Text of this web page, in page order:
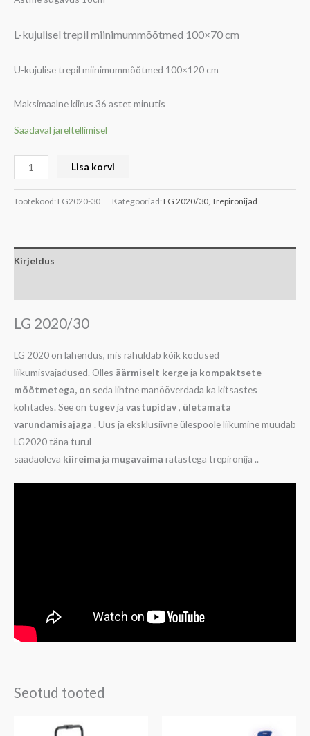
L-kujulisel trepil miinimummõõtmed 100×70 cm
U-kujulise trepil miinimummõõtmed 100×120 cm
Maksimaalne kiirus 36 astet minutis
Saadaval järeltellimisel
Lisa korvi
Tootekood: LG2020-30 Kategooriad: LG 2020/30, Trepironijad
Kirjeldus
LG 2020/30
LG 2020 on lahendus, mis rahuldab kõik kodused
liikumisvajadused. Olles äärmiselt kergeja kompaktsete
mõõtmetega, on seda lihtne manööverdada ka kitsastes
kohtades. See on tugevja vastupidav, ületamata
varundamisajaga . Uus ja eksklusiivne ülespoole liikumine muudab
LG2020 täna turul
saadaoleva kiireima ja mugavaima ratastega trepironija ..
Seotud tooted